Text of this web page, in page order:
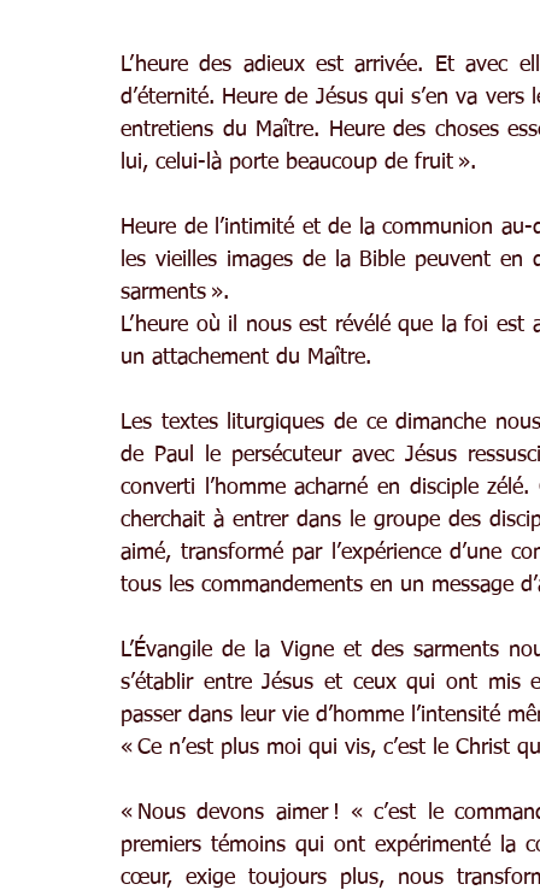
L’heure des adieux est arrivée. Et avec
d’éternité. Heure de Jésus qui s’en va
entretiens du Maître. Heure des choses
lui, celui-là porte beaucoup de fruit ».
Heure de l’intimité et de la communion
les vieilles images de la Bible peuvent
sarments ».
L’heure où il nous est révélé que la foi
un attachement du Maître.
Les textes liturgiques de ce dimanche
de Paul le persécuteur avec Jésus
converti l’homme acharné en disciple zélé.
cherchait à entrer dans le groupe des
aimé, transformé par l’expérience d’une
tous les commandements en un message
L’Évangile de la Vigne et des sarments
s’établir entre Jésus et ceux qui ont
passer dans leur vie d’homme l’intensité
« Ce n’est plus moi qui vis, c’est le Christ
« Nous devons aimer ! « c’est le
premiers témoins qui ont expérimenté la
cœur, exige toujours plus, nous